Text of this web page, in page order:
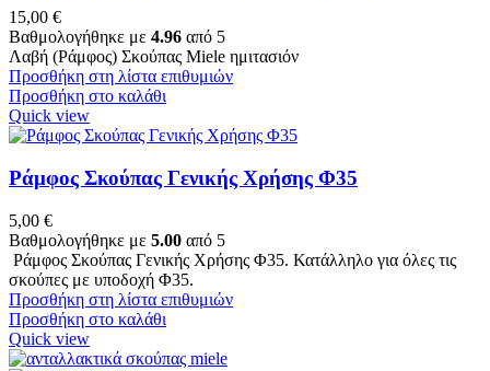
15,00 €
Βαθμολογήθηκε με 4.96 από 5
Λαβή (Ράμφος) Σκούπας Miele ημιτασιόν
Προσθήκη στη λίστα επιθυμιών
Προσθήκη στο καλάθι
Quick view
Ράμφος Σκούπας Γενικής Χρήσης Φ35
5,00 €
Βαθμολογήθηκε με 5.00 από 5
Ράμφος Σκούπας Γενικής Χρήσης Φ35. Κατάλληλο για όλες τις
σκούπες με υποδοχή Φ35.
Προσθήκη στη λίστα επιθυμιών
Προσθήκη στο καλάθι
Quick view